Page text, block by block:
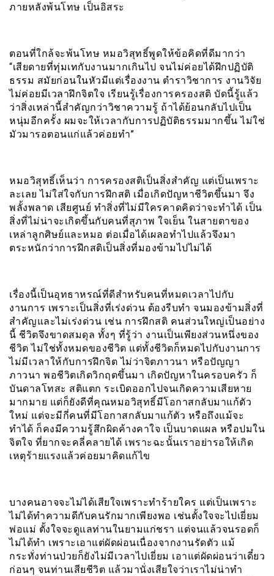
ภายหลังพ้นโทษ เป็นอิสระ
ตอนที่ใกล้จะพ้นโทษ หมอวิสุทธิ์พูดให้ข้อคิดที่ดีมากว่า
“เสียดายที่ทุ่มเทกับงานมากเกินไป จนไม่ค่อยได้ฝึกปฏิบัติ
ธรรม สมัยก่อนในหัวมีแต่เรื่องงาน ตำราวิชาการ งานวิจัย
ไม่ค่อยมีเวลาฝึกจิตใจ เรียนรู้เรื่องการครองสติ บัดนี้รู้แล้ว
ว่าสิ่งเหล่านี้สำคัญกว่าวิชาความรู้ ถ้าได้ย้อนกลับไปเป็น
หนุ่มอีกครั้ง ผมจะให้เวลากับการปฏิบัติธรรมมากขึ้น ไม่ใช่
มัวมารอตอนแก่แล้วค่อยทำ”
หมอวิสุทธิ์เห็นว่า การครองสติเป็นสิ่งสำคัญ แต่เป็นเพราะ
ละเลย ไม่ใส่ใจกับการฝึกสติ เมื่อเกิดปัญหาชีวิตขึ้นมา จึง
พลั้งพลาด เสียศูนย์ ทำสิ่งที่ไม่มีใครคาดคิดว่าจะทำได้ เป็น
สิ่งที่ไม่น่าจะเกิดขึ้นกับคนที่สุภาพ ใจเย็น ในสายตาของ
เหล่าลูกศิษย์และหมอ ต่อเมื่อได้เผลอทำไปแล้วจึงมา
ตระหนักว่าการฝึกสติเป็นสิ่งที่มองข้ามไปไม่ได้
เรื่องนี้เป็นอุทธาหรณ์ที่ดีสำหรับคนที่หมดเวลาไปกับ
งานการ เพราะเป็นสิ่งที่เร่งด่วน ต้องรีบทำ จนมองข้ามสิ่งที่
สำคัญและไม่เร่งด่วน เช่น การฝึกสติ คนส่วนใหญ่เป็นอย่าง
นี้ ชีวิตจึงขาดสมดุล ทั้งๆ ที่รู้ว่า งานเป็นเพียงส่วนหนึ่งของ
ชีวิต ไม่ใช่ทั้งหมดของชีวิต แต่ทั้งชีวิตก็หมดไปกับงานการ
ไม่มีเวลาให้กับการฝึกจิต ไม่ว่าจิตภาวนา หรือปัญญา
ภาวนา พอชีวิตเกิดวิกฤตขึ้นมา เกิดปัญหาในครอบครัว ก็
บันดาลโทสะ สติแตก ระเบิดออกไปจนเกิดความเสียหาย
มากมาย แต่ก็ยังดีที่คุณหมอวิสุทธิ์มีโอกาสกลับมาแก้ตัว
ใหม่ แต่จะมีกี่คนที่มีโอกาสกลับมาแก้ตัว หรือถึงแม้จะ
ทำได้ ก็คงมีความรู้สึกผิดค้างคาใจ เป็นบาดแผล หรือปมใน
จิตใจ ที่ยากจะคลี่คลายได้ เพราะฉะนั้นเราอย่ารอให้เกิด
เหตุร้ายแรงแล้วค่อยมาคิดแก้ไข
บางคนอาจจะไม่ได้เสียใจเพราะทำร้ายใคร แต่เป็นเพราะ
ไม่ได้ทำความดีกับคนรักมากเพียงพอ เช่นตั้งใจจะไปเยี่ยม
พ่อแม่ ตั้งใจจะดูแลท่านในยามแก่ชรา แต่จนแล้วจนรอดก็
ไม่ได้ทำ เพราะเอาแต่ผัดผ่อนเนื่องจากงานรัดตัว แม้
กระทั่งท่านป่วยก็ยังไม่มีเวลาไปเยี่ยม เอาแต่ผัดผ่อนว่าเดี๋ยว
ก่อนๆ จนท่านเสียชีวิต แล้วมานั่งเสียใจว่าเราไม่น่าทำ